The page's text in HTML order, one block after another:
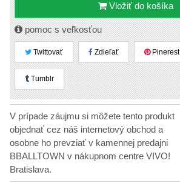
Vložiť do košíka
pomoc s veľkosťou
Twittovať Zdieľať Pinerest
Tumblr
V prípade záujmu si môžete tento produkt
objednať cez náš internetový obchod a
osobne ho prevziať v kamennej predajni
BBALLTOWN v nákupnom centre VIVO!
Bratislava.